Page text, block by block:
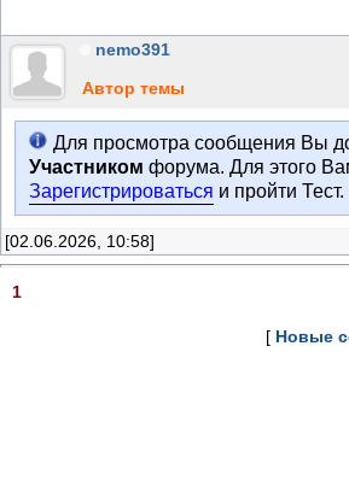
nemo391
Автор темы
Для просмотра сообщения Вы
Участником форума. Для этого
Зарегистрироваться и пройти Тест.
[02.06.2026, 10:58]
1
[ Новые